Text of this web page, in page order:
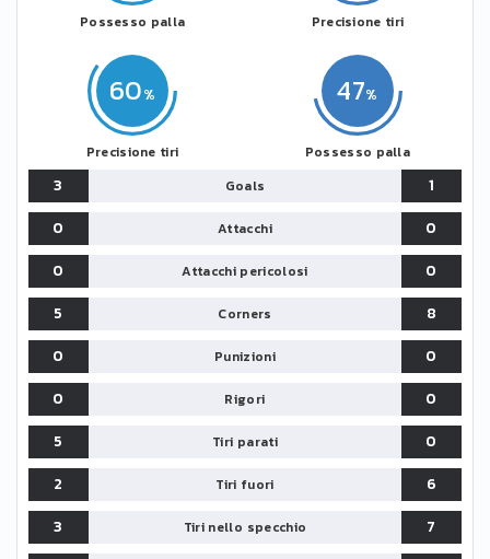
Possesso palla
60
Precisione tiri
47
Possesso palla
Precisione tiri
3 Goals
1
0
Attacchi
0
0
Attacchi pericolosi
0
5
Corners
8
0
Punizioni
0
0
Rigori
0
5
Tiri parati
0
2
Tiri fuori
6
3
Tiri nello specchio
7